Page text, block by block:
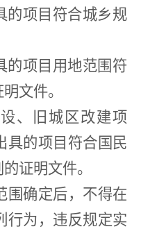
的项目符合城乡规
的项目用地范围符
文件。
、旧城区改建项
具的项目符合国民
证明文件。
围确定后，不得在
行为，违反规定实